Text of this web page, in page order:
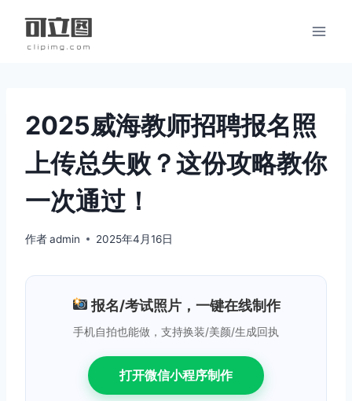
2025威海教师招聘报名照
上传总失败？这份攻略教你
一次通过！
作者admin 2025年4月16日
报名/考试照片，一键在线制作
手机自拍也能做，支持换装/美颜/生成回执
打开微信小程序制作